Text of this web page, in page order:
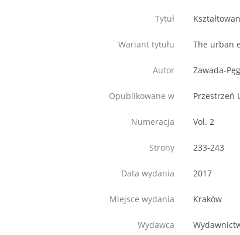
Tytuł
Wariant tytułu The urban
Autor Zawada-
Opublikowane w Przestrzeń
Numeracja Vol. 2
Strony 233-243
Data wydania 2017
Miejsce wydania Kraków
Wydawca